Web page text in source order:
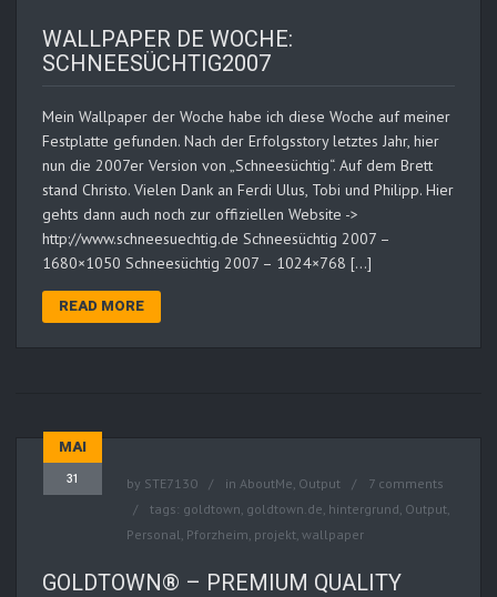
WALLPAPER DE WOCHE:
SCHNEESÜCHTIG2007
Mein Wallpaper der Woche habe ich diese Woche auf meiner
Festplatte gefunden. Nach der Erfolgsstory letztes Jahr, hier
nun die 2007er Version von „Schneesüchtig“. Auf dem Brett
stand Christo. Vielen Dank an Ferdi Ulus, Tobi und Philipp. Hier
gehts dann auch noch zur offiziellen Website ->
http://www.schneesuechtig.de Schneesüchtig 2007 –
1680×1050 Schneesüchtig 2007 – 1024×768 […]
READ MORE
MAI
31 by STE7130 in AboutMe Output
7 comments
tags: goldtown goldtown.de hintergrund Output
Personal Pforzheim projekt wallpaper
GOLDTOWN® – PREMIUM QUALITY